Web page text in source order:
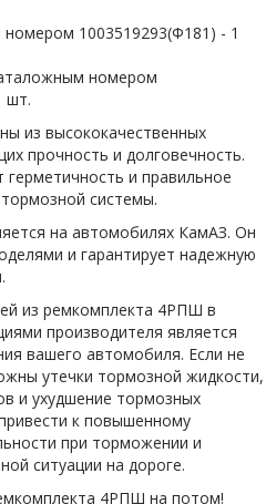
1003519293(Ф181) - 1
номером
шт.
из высококачественных
прочность и долговечность.
и правильное
системы.
на автомобилях КамАЗ. Он
и гарантирует надежную
из ремкомплекта 4РПШ в
производителя является
вашего автомобиля. Если не
утечки тормозной жидкости,
и ухудшение тормозных
к повышенному
при торможении и
ситуации на дороге.
4РПШ на потом!